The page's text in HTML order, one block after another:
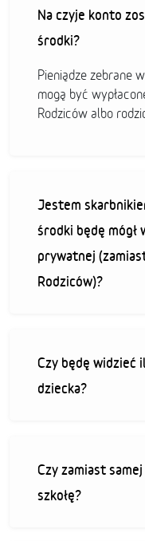
Na czyje konto
środki?
Pieniądze zebrane
mogą być
Rodziców albo
Jestem
środki będę mógł
prywatnej
Rodziców)?
Czy będę widzieć
dziecka?
Czy zamiast
szkołę?